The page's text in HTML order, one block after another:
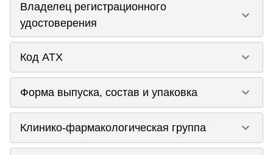
Владелец регистрационного
удостоверения
keyboard_arrow_down
Код ATX keyboard_arrow_down
Форма выпуска, состав и упаковка keyboard_arrow_down
Клинико-фармакологическая группа keyboard_arrow_down